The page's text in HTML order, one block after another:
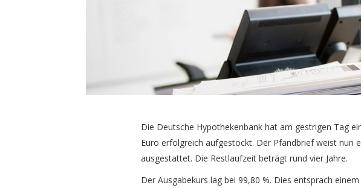
Die Deutsche Hypothekenbank hat am gestrigen Tag
Euro erfolgreich aufgestockt. Der Pfandbrief weist nun
ausgestattet. Die Restlaufzeit beträgt rund vier Jahre.
Der Ausgabekurs lag bei 99,80 %. Dies entsprach